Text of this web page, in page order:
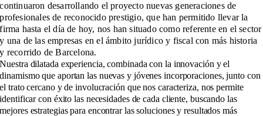
continuaron desarrollando el proyecto nuevas generaciones de
profesionales de reconocido prestigio, que han permitido llevar la
firma hasta el día de hoy, nos han situado como referente en el sector
y una de las empresas en el ámbito jurídico y fiscal con más historia
y recorrido de Barcelona.
Nuestra dilatada experiencia, combinada con la innovación y el
dinamismo que aportan las nuevas y jóvenes incorporaciones, junto con
el trato cercano y de involucración que nos caracteriza, nos permite
identificar con éxito las necesidades de cada cliente, buscando las
mejores estrategias para encontrar las soluciones y resultados más